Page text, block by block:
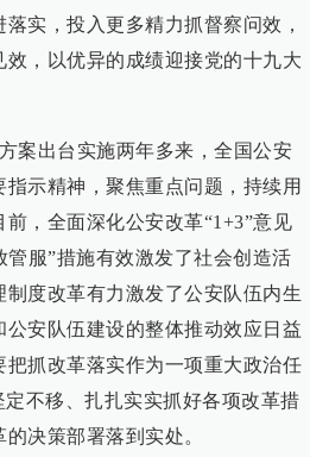
实，投入更多精力抓督察问效，
，以优异的成绩迎接党的十九大
案出台实施两年多来，全国公安
示精神，聚焦重点问题，持续用
，全面深化公安改革“1+3”意见
服”措施有效激发了社会创造活
度改革有力激发了公安队伍内生
安队伍建设的整体推动效应日益
抓改革落实作为一项重大政治任
不移、扎扎实实抓好各项改革措
决策部署落到实处。